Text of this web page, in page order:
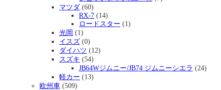
マツダ (60)
RX-7 (14)
ロードスター (1)
光岡 (1)
イスズ (0)
ダイハツ (12)
スズキ (54)
JB64Wジムニー/JB74 ジムニーシエラ (24)
軽カー (13)
欧州車 (509)